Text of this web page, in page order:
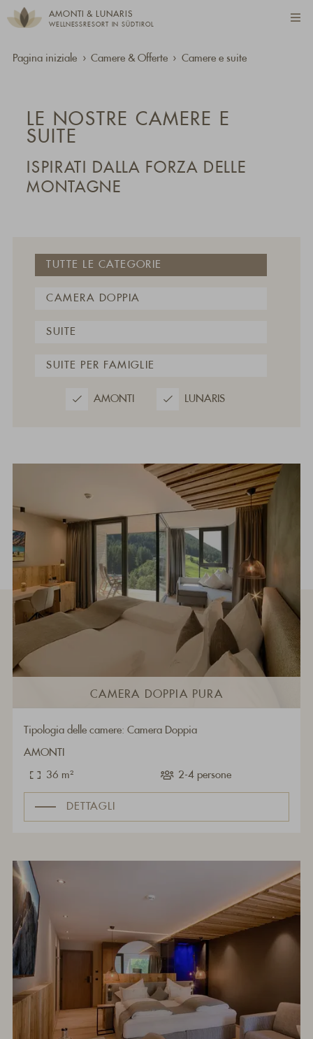
AMONTI & LUNARIS
WELLNESSRESORT IN SÜDTIROL
Pagina iniziale Camere & Offerte Camere e suite
LE NOSTRE CAMERE E
SUITE
ISPIRATI DALLA FORZA DELLE
MONTAGNE
TUTTE LE CATEGORIE
CAMERA DOPPIA
SUITE
SUITE PER FAMIGLIE
AMONTI LUNARIS
CAMERA DOPPIA PURA
Tipologia delle camere: Camera Doppia
AMONTI
36 m² 2-4 persone
DETTAGLI